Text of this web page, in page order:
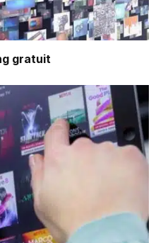
gratuit